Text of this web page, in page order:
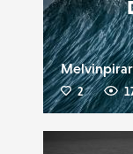
2